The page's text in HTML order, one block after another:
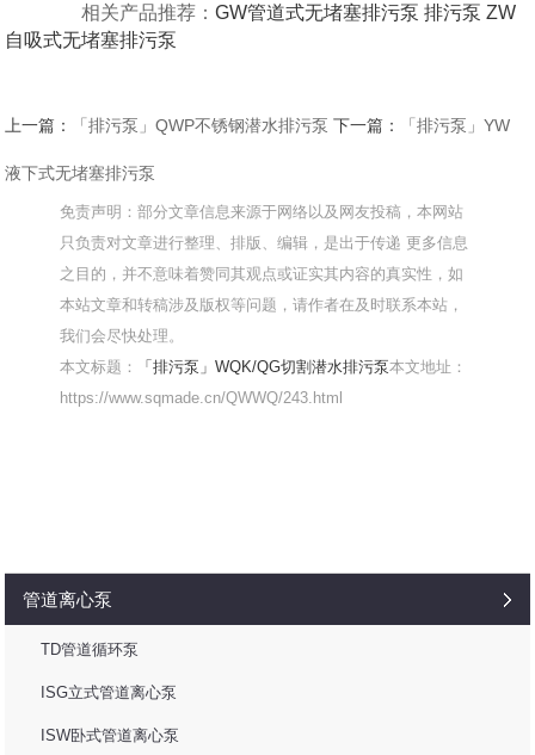
相关产品推荐：GW管道式无堵塞排污泵 排污泵 ZW
自吸式无堵塞排污泵
上一篇： 「排污泵」QWP不锈钢潜水排污泵 下一篇： 「排污泵」YW
液下式无堵塞排污泵
免责声明：部分文章信息来源于网络以及网友投稿，本网站
只负责对文章进行整理、排版、编辑，是出于传递 更多信息
之目的，并不意味着赞同其观点或证实其内容的真实性，如
本站文章和转稿涉及版权等问题，请作者在及时联系本站，
我们会尽快处理。
本文标题：
「排污泵」WQK/QG切割潜水排污泵本文地址：
https://www.sqmade.cn/QWWQ/243.html
管道离心泵
TD管道循环泵
ISG立式管道离心泵
ISW卧式管道离心泵